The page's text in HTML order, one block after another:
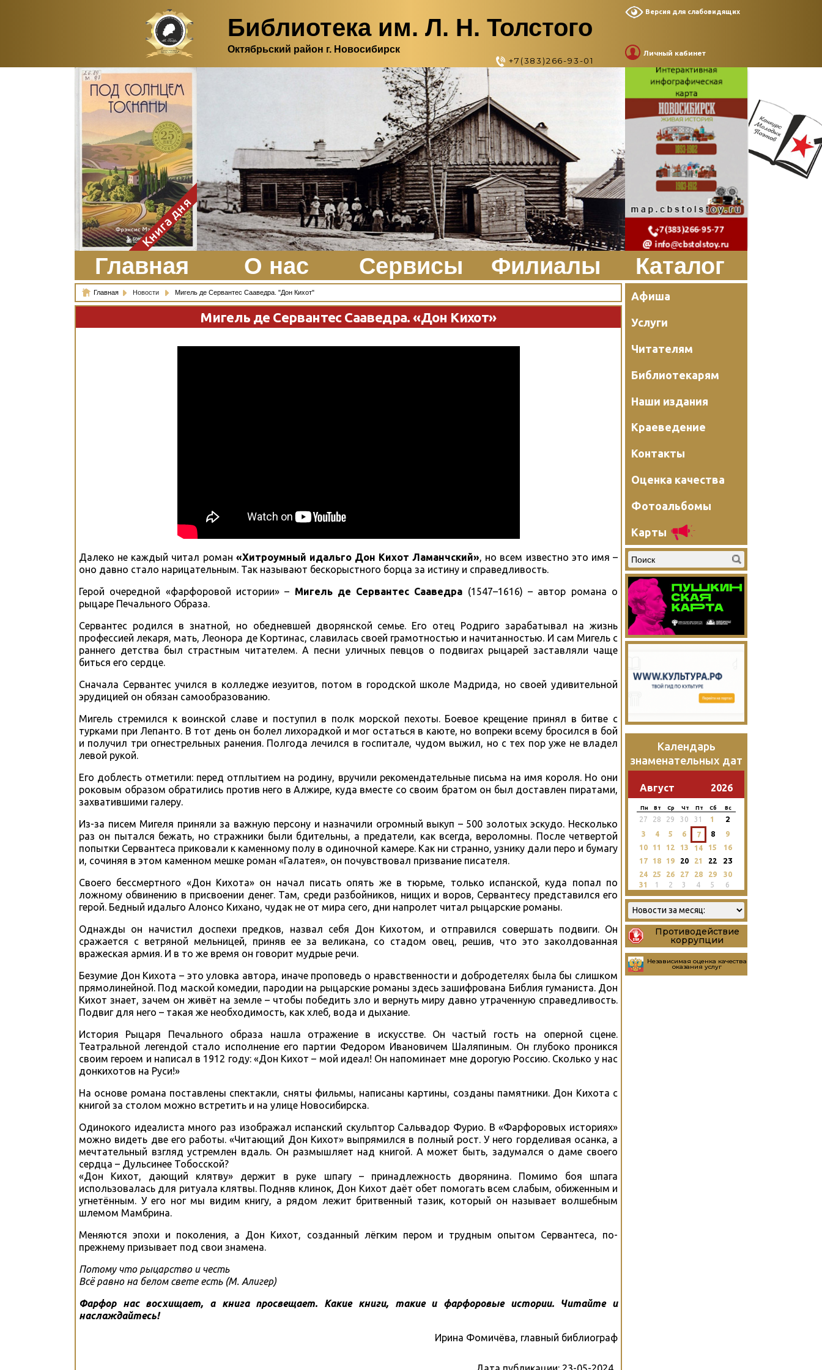
Библиотека им. Л. Н. Толстого
Октябрьский район г. Новосибирск
+7(383)266-93-01
Версия для слабовидящих
Личный кабинет
Здесь, в своем
итальянском доме, я вновь
испытала первичную
радость единения с
природой. Дом открыт
для бабочек, стрекоз, пчёл
или всех, кто пожелает
влететь в одно окно и
вылететь из другого. Едим
мы почти всегда во
дворе. Во мне настолько
возродился здравый
смысл моей матери -
умение наслаждаться
настоящим и не спешить, -
что даже нашлось время
отполировать до блеска
оконное стекло.
ЗаказатьКнига дня
Главная О нас Сервисы Филиалы Каталог
Главная Новости Мигель де Сервантес Сааведра. "Дон Кихот"
Мигель де Сервантес Сааведра. «Дон Кихот»
Далеко не каждый читал роман «Хитроумный идальго Дон Кихот Ламанчский», но всем известно это имя –
оно давно стало нарицательным. Так называют бескорыстного борца за истину и справедливость.
Герой очередной «фарфоровой истории» – Мигель де Сервантес Сааведра (1547–1616) – автор романа о
рыцаре Печального Образа.
Сервантес родился в знатной, но обедневшей дворянской семье. Его отец Родриго зарабатывал на жизнь
профессией лекаря, мать, Леонора де Кортинас, славилась своей грамотностью и начитанностью. И сам Мигель с
раннего детства был страстным читателем. А песни уличных певцов о подвигах рыцарей заставляли чаще
биться его сердце.
Сначала Сервантес учился в колледже иезуитов, потом в городской школе Мадрида, но своей удивительной
эрудицией он обязан самообразованию.
Мигель стремился к воинской славе и поступил в полк морской пехоты. Боевое крещение принял в битве с
турками при Лепанто. В тот день он болел лихорадкой и мог остаться в каюте, но вопреки всему бросился в бой
и получил три огнестрельных ранения. Полгода лечился в госпитале, чудом выжил, но с тех пор уже не владел
левой рукой.
Его доблесть отметили: перед отплытием на родину, вручили рекомендательные письма на имя короля. Но они
роковым образом обратились против него в Алжире, куда вместе со своим братом он был доставлен пиратами,
захватившими галеру.
Из-за писем Мигеля приняли за важную персону и назначили огромный выкуп – 500 золотых эскудо. Несколько
раз он пытался бежать, но стражники были бдительны, а предатели, как всегда, вероломны. После четвертой
попытки Сервантеса приковали к каменному полу в одиночной камере. Как ни странно, узнику дали перо и бумагу
и, сочиняя в этом каменном мешке роман «Галатея», он почувствовал призвание писателя.
Своего бессмертного «Дон Кихота» он начал писать опять же в тюрьме, только испанской, куда попал по
ложному обвинению в присвоении денег. Там, среди разбойников, нищих и воров, Сервантесу представился его
герой. Бедный идальго Алонсо Кихано, чудак не от мира сего, дни напролет читал рыцарские романы.
Однажды он начистил доспехи предков, назвал себя Дон Кихотом, и отправился совершать подвиги. Он
сражается с ветряной мельницей, приняв ее за великана, со стадом овец, решив, что это заколдованная
вражеская армия. И в то же время он говорит мудрые речи.
Безумие Дон Кихота – это уловка автора, иначе проповедь о нравственности и добродетелях была бы слишком
прямолинейной. Под маской комедии, пародии на рыцарские романы здесь зашифрована Библия гуманиста. Дон
Кихот знает, зачем он живёт на земле – чтобы победить зло и вернуть миру давно утраченную справедливость.
Подвиг для него – такая же необходимость, как хлеб, вода и дыхание.
История Рыцаря Печального образа нашла отражение в искусстве. Он частый гость на оперной сцене.
Театральной легендой стало исполнение его партии Федором Ивановичем Шаляпиным. Он глубоко проникся
своим героем и написал в 1912 году: «Дон Кихот – мой идеал! Он напоминает мне дорогую Россию. Сколько у нас
донкихотов на Руси!»
На основе романа поставлены спектакли, сняты фильмы, написаны картины, созданы памятники. Дон Кихота с
книгой за столом можно встретить и на улице Новосибирска.
Одинокого идеалиста много раз изображал испанский скульптор Сальвадор Фурио. В «Фарфоровых историях»
можно видеть две его работы. «Читающий Дон Кихот» выпрямился в полный рост. У него горделивая осанка, а
мечтательный взгляд устремлен вдаль. Он размышляет над книгой. А может быть, задумался о даме своего
сердца – Дульсинее Тобосской?
«Дон Кихот, дающий клятву» держит в руке шпагу – принадлежность дворянина. Помимо боя шпага
использовалась для ритуала клятвы. Подняв клинок, Дон Кихот даёт обет помогать всем слабым, обиженным и
угнетённым. У его ног мы видим книгу, а рядом лежит бритвенный тазик, который он называет волшебным
шлемом Мамбрина.
Меняются эпохи и поколения, а Дон Кихот, созданный лёгким пером и трудным опытом Сервантеса, по-
прежнему призывает под свои знамена.
Потому что рыцарство и честь
Всё равно на белом свете есть (М. Алигер)
Фарфор нас восхищает, а книга просвещает. Какие книги, такие и фарфоровые истории. Читайте и
наслаждайтесь!
Ирина Фомичёва, главный библиограф
Афиша
Услуги
Читателям
Библиотекарям
Наши издания
Краеведение
Контакты
Оценка качества
Фотоальбомы
Карты
Календарь
знаменательных дат
Август 2026
Пн Вт Ср Чт Пт Сб Вс
27 28 29 30 31 1 2
3 4 5 6 7 8
9
10
11 12 13 14 15
16
17
18 19 20 21 22 23
24 25 26 27 28 29
30
31
1 2 3 4 5 6
Противодействие
коррупции
Независимая оценка качества
оказания услуг